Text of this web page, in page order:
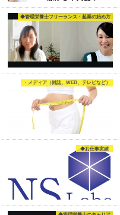
◆管理栄養士フリーランス・起業の始め方
・メディア（雑誌、WEB、テレビなど）
◆お仕事実績